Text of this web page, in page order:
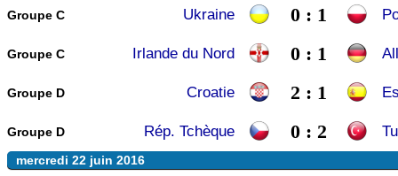
Groupe C
Ukraine 0 : 1
Groupe C Irlande du Nord 0 : 1
Groupe D Croatie 2 : 1
Groupe D Rép. Tchèque 0 : 2
mercredi 22 juin 2016